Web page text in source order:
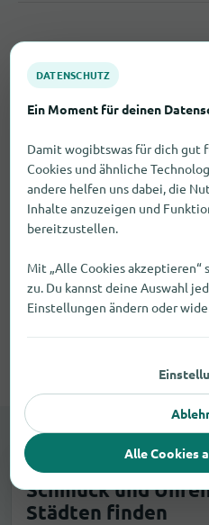
AUCH IN DER UMGEBUNG
Schmuck und
Städten finden
DATENSCHUTZ
Ein Moment für deinen
Damit wogibtswas für dich
Cookies und ähnliche
andere helfen uns dabei, die
Inhalte anzuzeigen und
bereitzustellen.
Mit „Alle Cookies
zu. Du kannst deine Auswahl
Einstellungen ändern oder
Alle Cookies